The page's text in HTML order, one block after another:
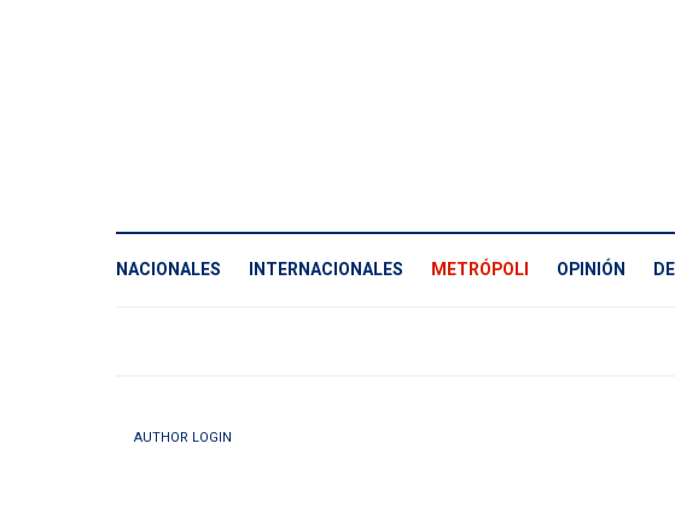
NACIONALES INTERNACIONALES METRÓPOLI OPINIÓN
AUTHOR LOGIN